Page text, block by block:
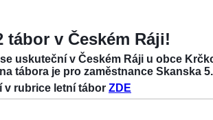
tábor v Českém Ráji!
uskuteční v Českém Ráji u obce
tábora je pro zaměstnance Skanska
v rubrice letní tábor ZDE